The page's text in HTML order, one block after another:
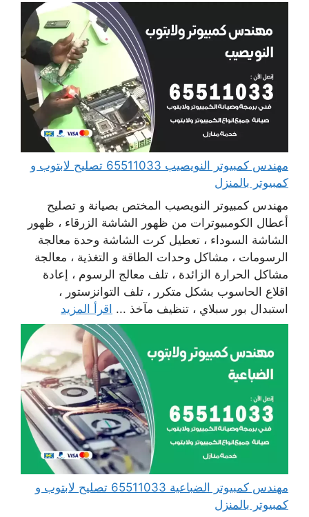
مهندس كمبيوتر النويصيب 65511033 تصليح لابتوب و
كمبيوتر بالمنزل
مهندس كمبيوتر النويصيب المختص بصيانة و تصليح
أعطال الكومبيوترات من ظهور الشاشة الزرقاء ، ظهور
الشاشة السوداء ، تعطيل كرت الشاشة وحدة معالجة
الرسومات ، مشاكل وحدات الطاقة و التغذية ، معالجة
مشاكل الحرارة الزائدة ، تلف معالج الرسوم ، إعادة
اقلاع الحاسوب بشكل متكرر ، تلف التوانزستور ،
استبدال بور سبلاي ، تنظيف مآخذ ... اقرأ المزيد
مهندس كمبيوتر الضباعية 65511033 تصليح لابتوب و
كمبيوتر بالمنزل